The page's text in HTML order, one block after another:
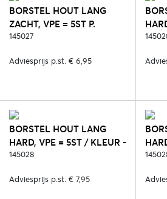
BORSTEL HOUT LANG
ZACHT, VPE = 5ST P.
KLEUR - 23. ROZE
145027
Adviesprijs p.st. € 6,95
2.
BORSTEL HOUT LANG
HARD, VPE = 5ST / KLEUR -
6. BLAUW
145028
Adviesprijs p.st. € 7,95
23.